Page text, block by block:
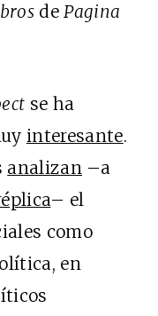
dePagina
se ha
interesante.
analizan–a
– el
como
en